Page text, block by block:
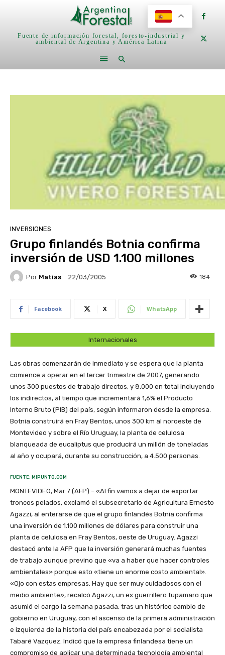
Fuente de información forestal, foresto-industrial y
ambiental de Argentina y América Latina
INVERSIONES
Grupo finlandés Botnia confirma
inversión de USD 1.100 millones
Por Matias 22/03/2005 184
Facebook X WhatsApp
Internacionales
Las obras comenzarán de inmediato y se espera que la planta
comience a operar en el tercer trimestre de 2007, generando
unos 300 puestos de trabajo directos, y 8.000 en total incluyendo
los indirectos, al tiempo que incrementará 1,6% el Producto
Interno Bruto (PIB) del país, según informaron desde la empresa.
Botnia construirá en Fray Bentos, unos 300 km al noroeste de
Montevideo y sobre el Río Uruguay, la planta de celulosa
blanqueada de eucaliptus que producirá un millón de toneladas
al año y ocupará, durante su construcción, a 4.500 personas.
FUENTE: MIPUNTO.COM
MONTEVIDEO, Mar 7 (AFP) – «Al fin vamos a dejar de exportar
troncos pelados, exclamó el subsecretario de Agricultura Ernesto
Agazzi, al enterarse de que el grupo finlandés Botnia confirma
una inversión de 1.100 millones de dólares para construir una
planta de celulosa en Fray Bentos, oeste de Uruguay. Agazzi
destacó ante la AFP que la inversión generará muchas fuentes
de trabajo aunque previno que «va a haber que hacer controles
ambientales» porque esto «tiene un enorme costo ambiental».
«Ojo con estas empresas. Hay que ser muy cuidadosos con el
medio ambiente», recalcó Agazzi, un ex guerrillero tupamaro que
asumió el cargo la semana pasada, tras un histórico cambio de
gobierno en Uruguay, con el ascenso de la primera administración
e izquierda de la historia del país encabezada por el socialista
Tabaré Vazquez. Indicó que la empresa finlandesa tiene un
compromiso de aplicar una determinada tecnología ambiental